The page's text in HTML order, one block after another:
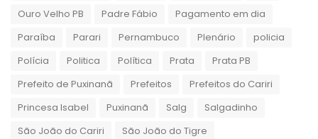
Ouro Velho PB
Padre Fábio
Pagamento em dia
Paraíba
Parari Pernambuco Plenário
policia
Polícia
Politica Política Prata
Prata PB
Prefeito de Puxinanã
Prefeitos
Prefeitos do Cariri
Princesa Isabel
Puxinanã Salg
Salgadinho
São João do Cariri
São João do Tigre